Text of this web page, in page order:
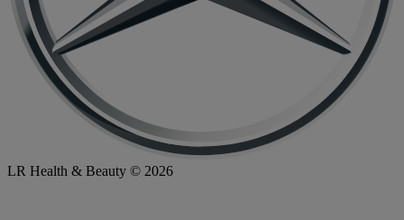
LR Health & Beauty © 2026